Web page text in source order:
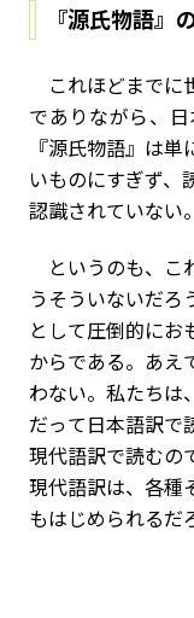
『源氏物語』
これほどまでに
でありながら、
『源氏物語』は
いものにすぎず、
認識されていない
というのも、こ
うそういないだ
として圧倒的にお
からである。あえ
わない。私たちは
だって日本語訳で
現代語訳で読むの
現代語訳は、各種
もはじめられるだ